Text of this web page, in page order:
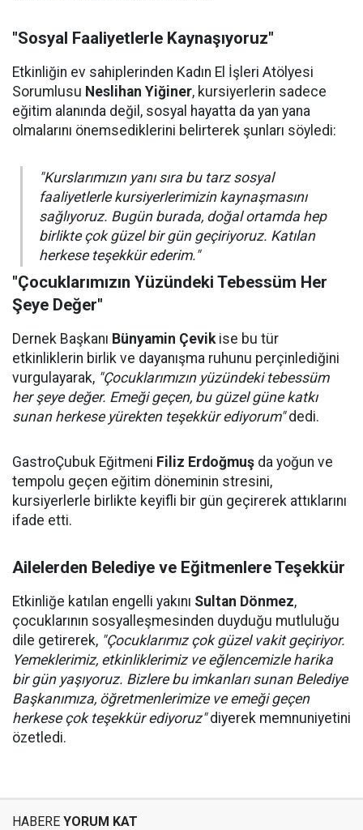
"Sosyal Faaliyetlerle Kaynaşıyoruz"
Etkinliğin ev sahiplerinden Kadın El İşleri Atölyesi
Sorumlusu Neslihan Yiğiner, kursiyerlerin sadece
eğitim alanında değil, sosyal hayatta da yan yana
olmalarını önemsediklerini belirterek şunları söyledi:
"Kurslarımızın yanı sıra bu tarz sosyal
faaliyetlerle kursiyerlerimizin kaynaşmasını
sağlıyoruz. Bugün burada, doğal ortamda hep
birlikte çok güzel bir gün geçiriyoruz. Katılan
herkese teşekkür ederim."
"Çocuklarımızın Yüzündeki Tebessüm Her
Şeye Değer"
Dernek Başkanı Bünyamin Çevikise bu tür
etkinliklerin birlik ve dayanışma ruhunu perçinlediğini
vurgulayarak, "Çocuklarımızın yüzündeki tebessüm
her şeye değer. Emeği geçen, bu güzel güne katkı
sunan herkese yürekten teşekkür ediyorum"dedi.
GastroÇubuk Eğitmeni Filiz Erdoğmuş da yoğun ve
tempolu geçen eğitim döneminin stresini,
kursiyerlerle birlikte keyifli bir gün geçirerek attıklarını
ifade etti.
Ailelerden Belediye ve Eğitmenlere Teşekkür
Etkinliğe katılan engelli yakını Sultan Dönmez,
çocuklarının sosyalleşmesinden duyduğu mutluluğu
dile getirerek, "Çocuklarımız çok güzel vakit geçiriyor.
Yemeklerimiz, etkinliklerimiz ve eğlencemizle harika
bir gün yaşıyoruz. Bizlere bu imkanları sunan Belediye
Başkanımıza, öğretmenlerimize ve emeği geçen
herkese çok teşekkür ediyoruz"diyerek memnuniyetini
özetledi.
HABERE YORUM KAT